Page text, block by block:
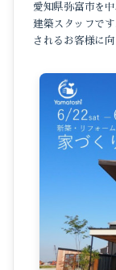
愛知県弥富市を
建築スタッフで
されるお客様に